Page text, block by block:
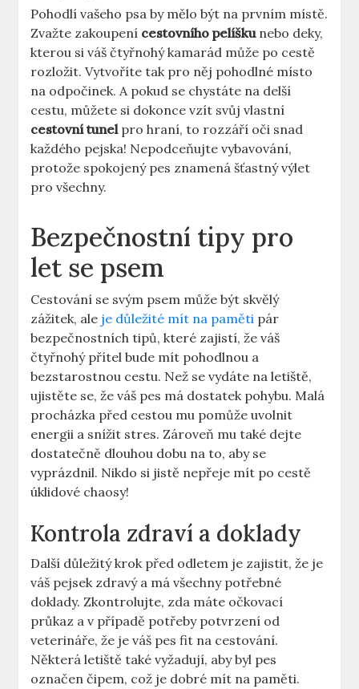
Pohodlí vašeho psa by mělo být na prvním místě.
Zvažte zakoupení cestovního pelíškunebo deky,
kterou si váš čtyřnohý kamarád může po cestě
rozložit. Vytvoříte tak pro něj pohodlné místo
na odpočinek. A pokud se chystáte na delší
cestu, můžete si dokonce vzít svůj vlastní
cestovní tunelpro hraní, to rozzáří oči snad
každého pejska! Nepodceňujte vybavování,
protože spokojený pes znamená šťastný výlet
pro všechny.
Bezpečnostní tipy pro
let se psem
Cestování se svým psem může být skvělý
zážitek, ale je důležité mít na paměti pár
bezpečnostních tipů, které zajistí, že váš
čtyřnohý přítel bude mít pohodlnou a
bezstarostnou cestu. Než se vydáte na letiště,
ujistěte se, že váš pes má dostatek pohybu. Malá
procházka před cestou mu pomůže uvolnit
energii a snížit stres. Zároveň mu také dejte
dostatečně dlouhou dobu na to, aby se
vyprázdnil. Nikdo si jistě nepřeje mít po cestě
úklidové chaosy!
Kontrola zdraví a doklady
Další důležitý krok před odletem je zajistit, že je
váš pejsek zdravý a má všechny potřebné
doklady. Zkontrolujte, zda máte očkovací
průkaz a v případě potřeby potvrzení od
veterináře, že je váš pes fit na cestování.
Některá letiště také vyžadují, aby byl pes
označen čipem, což je dobré mít na paměti.